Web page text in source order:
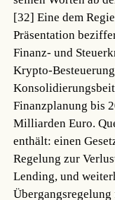
[32] Eine dem
Präsentation
Finanz- und
Krypto-
Finanzplanung bis
Milliarden Euro.
enthält: einen
Regelung zur
Lending, und